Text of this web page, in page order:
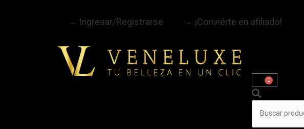
→ Ingresar/Registrarse → ¡Conviérte en afiliado!
0